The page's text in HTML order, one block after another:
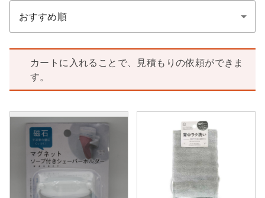
カートに入れることで、見積もりの依頼ができま
す。